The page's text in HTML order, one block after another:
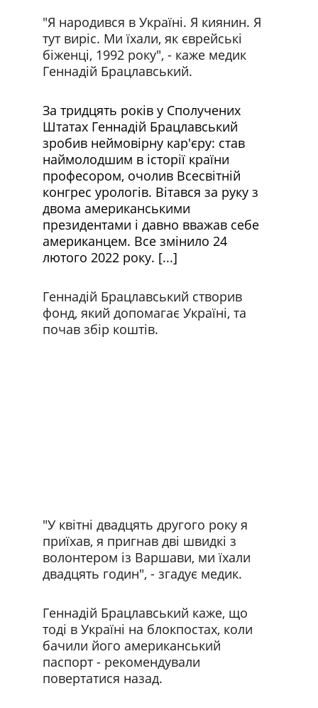
"Я народився в Україні. Я киянин. Я
тут виріс. Ми їхали, як єврейські
біженці, 1992 року", - каже медик
Геннадій Брацлавський.
За тридцять років у Сполучених
Штатах Геннадій Брацлавський
зробив неймовірну кар'єру: став
наймолодшим в історії країни
професором, очолив Всесвітній
конгрес урологів. Вітався за руку з
двома американськими
президентами і давно вважав себе
американцем. Все змінило 24
лютого 2022 року. [...]
Геннадій Брацлавський створив
фонд, який допомагає Україні, та
почав збір коштів.
"У квітні двадцять другого року я
приїхав, я пригнав дві швидкі з
волонтером із Варшави, ми їхали
двадцять годин", - згадує медик.
Геннадій Брацлавський каже, що
тоді в Україні на блокпостах, коли
бачили його американський
паспорт - рекомендували
повертатися назад.